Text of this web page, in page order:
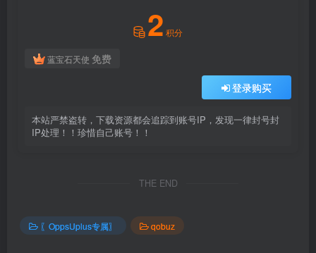
2 积分
蓝宝石天使 免费
登录购买
本站严禁盗转，下载资源都会追踪到账号IP，发现一律封号封
IP处理！！珍惜自己账号！！
THE END
〖OppsUplus专属〗 qobuz